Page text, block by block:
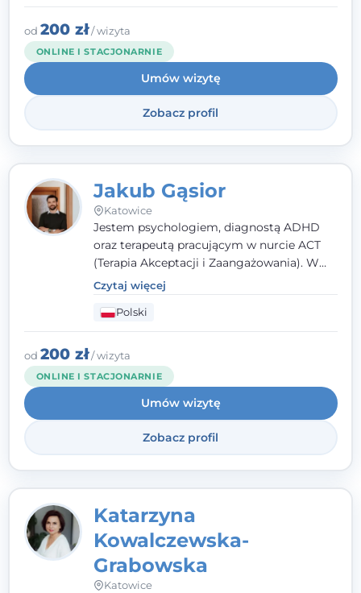
Terapii Zachowania (RTZ). Dużą wagę
przykładam do relacji opartej na empatii,
poczuciu bezpieczeństwa i wzajemnym
zrozumieniu.
od 200 zł/ wizyta
ONLINE I STACJONARNIE
Umów wizytę
Zobacz profil
Jakub Gąsior
Katowice
Jestem psychologiem, diagnostą ADHD
oraz terapeutą pracującym w nurcie ACT
(Terapia Akceptacji i Zaangażowania). W
kontakcie z pacjentem najważniejsze są dla
mnie serdeczność, zrozumienie i atmosfera
pełna ciepła. Wierzę, że skuteczna terapia
to wspólne działanie - razem tworzymy
zespół, który szuka rozwiązań.
Czytaj więcej
Polski
od 200 zł/ wizyta
ONLINE I STACJONARNIE
Umów wizytę
Zobacz profil
Katarzyna
Kowalczewska-
Grabowska
Katowice